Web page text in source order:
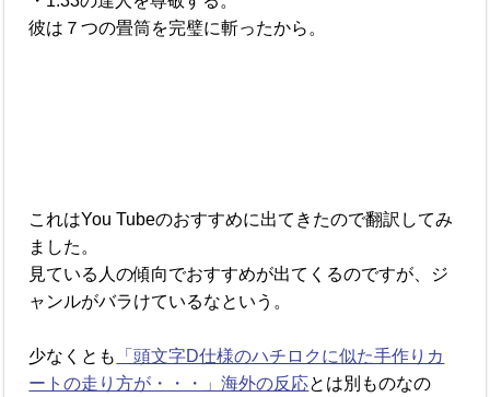
彼は７つの畳筒を完璧に斬ったから。
これはYou Tubeのおすすめに出てきたので翻訳してみ
ました。
見ている人の傾向でおすすめが出てくるのですが、ジ
ャンルがバラけているなという。
少なくとも
「頭文字D仕様のハチロクに似た手作りカ
ートの走り方が・・・」海外の反応とは別ものなの